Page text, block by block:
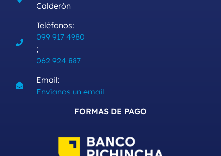
Calderón
Teléfonos:
099 917 4980
;
062 924 887
Email:
Envíanos un email
FORMAS DE PAGO